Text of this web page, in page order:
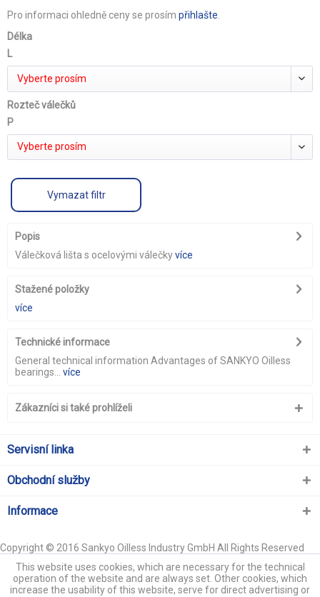
Pro informaci ohledně ceny se prosím přihlašte
Délka
L
Vyberte prosím
Rozteč válečků
P
Vyberte prosím
Vymazat filtr
Popis
Válečková lišta s ocelovými válečkyvíce
Stažené položky
více
Technické informace
General technical information Advantages of SANKYO Oilless
bearings... více
Zákazníci si také prohlíželi
Servisní linka
Obchodní služby
Informace
Copyright © 2016 Sankyo Oilless Industry GmbH All Rights Reserved
This website uses cookies, which are necessary for the technical
operation of the website and are always set. Other cookies, which
increase the usability of this website, serve for direct advertising or